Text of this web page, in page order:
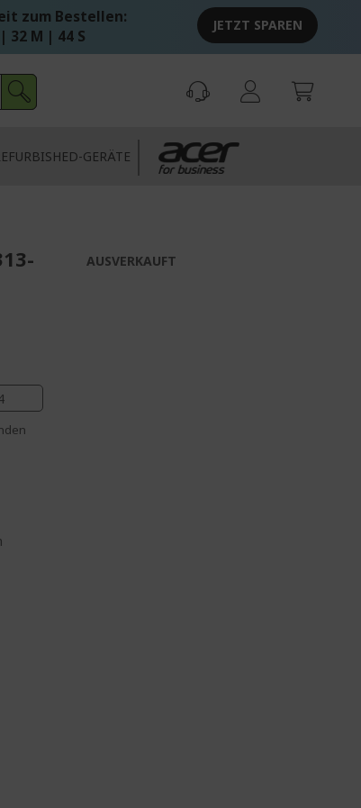
zum Bestellen:
32 M | 43 S
JETZT SPAREN
GERÄTE
AUSVERKAUFT